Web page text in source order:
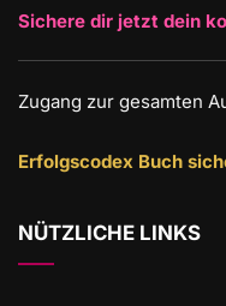
Sichere dir jetzt dein
Zugang zur gesamten
Erfolgscodex Buch
NÜTZLICHE LINKS